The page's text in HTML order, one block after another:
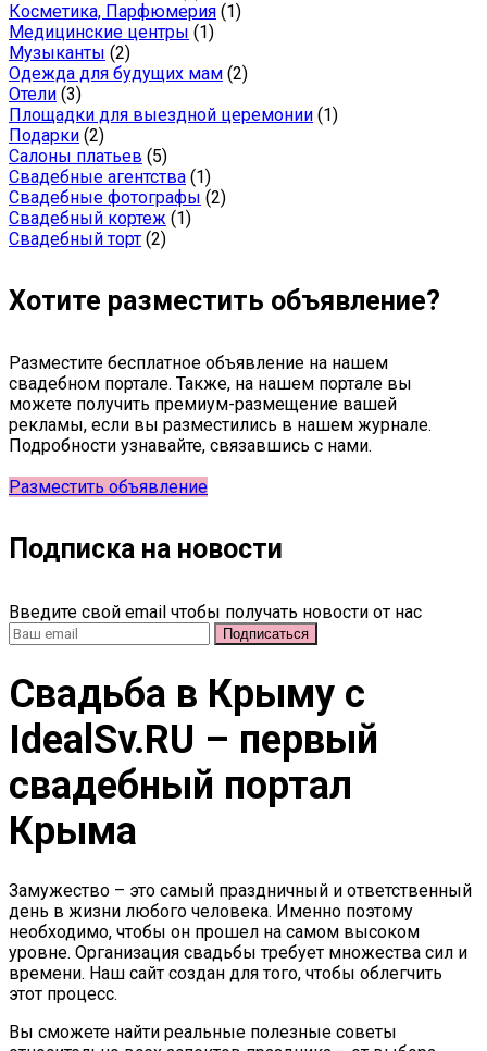
Косметика, Парфюмерия (1)
Медицинские центры (1)
Музыканты (2)
Одежда для будущих мам (2)
Отели (3)
Площадки для выездной церемонии (1)
Подарки (2)
Салоны платьев (5)
Свадебные агентства (1)
Свадебные фотографы (2)
Свадебный кортеж (1)
Свадебный торт (2)
Хотите разместить объявление?
Разместите бесплатное объявление на нашем
свадебном портале. Также, на нашем портале вы
можете получить премиум-размещение вашей
рекламы, если вы разместились в нашем журнале.
Подробности узнавайте, связавшись с нами.
Разместить объявление
Подписка на новости
Введите свой email чтобы получать новости от нас
Свадьба в Крыму c
IdealSv.RU – первый
свадебный портал
Крыма
Замужество – это самый праздничный и ответственный
день в жизни любого человека. Именно поэтому
необходимо, чтобы он прошел на самом высоком
уровне. Организация свадьбы требует множества сил и
времени. Наш сайт создан для того, чтобы облегчить
этот процесс.
Вы сможете найти реальные полезные советы